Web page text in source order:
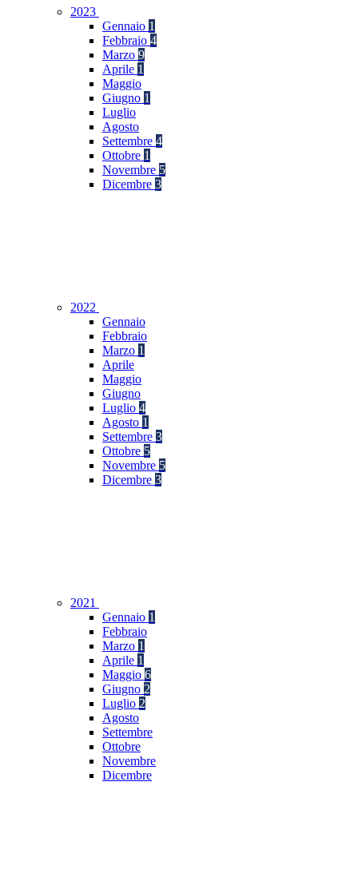
2023
Gennaio 1
Febbraio 4
Marzo 9
Aprile 1
Maggio
Giugno 1
Luglio
Agosto
Settembre 4
Ottobre 1
Novembre 5
Dicembre 3
2022
Gennaio
Febbraio
Marzo 1
Aprile
Maggio
Giugno
Luglio 4
Agosto 1
Settembre 3
Ottobre 5
Novembre 5
Dicembre 3
2021
Gennaio 1
Febbraio
Marzo 1
Aprile 1
Maggio 6
Giugno 2
Luglio 2
Agosto
Settembre
Ottobre
Novembre
Dicembre